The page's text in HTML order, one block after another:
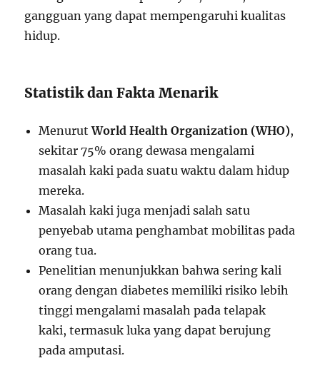
gangguan yang dapat mempengaruhi kualitas
hidup.
Statistik dan Fakta Menarik
MenurutWorld Health Organization (WHO),
sekitar 75% orang dewasa mengalami
masalah kaki pada suatu waktu dalam hidup
mereka.
Masalah kaki juga menjadi salah satu
penyebab utama penghambat mobilitas pada
orang tua.
Penelitian menunjukkan bahwa sering kali
orang dengan diabetes memiliki risiko lebih
tinggi mengalami masalah pada telapak
kaki, termasuk luka yang dapat berujung
pada amputasi.